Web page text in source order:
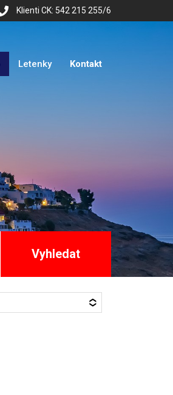
Klienti CK: 542 215 255/6
Letenky Kontakt
Vyhledat